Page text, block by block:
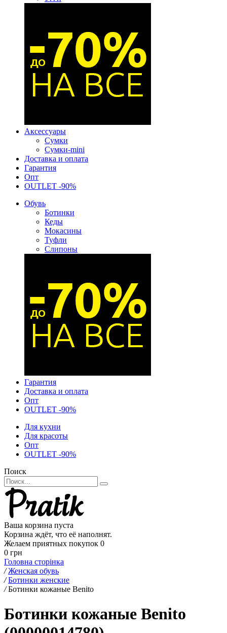
Аксессуары
Сумки
Сумки-mini
Доставка и оплата
Гарантия
Опт
OUTLET -90%
Обувь
Ботинки
Кеды
Мокасины
Туфли
Слипоны
Гарантия
Доставка и оплата
Опт
OUTLET -90%
Для кухни
Для красоты
Опт
OUTLET -90%
Поиск
Ваша корзина пуста
Корзина ждёт, что её наполнят.
Желаем приятных покупок 0
0 грн
Головна сторінка
/ Женская обувь
/ Ботинки женские
/ Ботинки кожаные Benito
Ботинки кожаные Benito